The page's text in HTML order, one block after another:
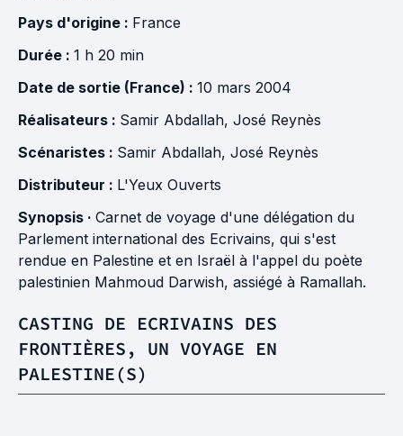
Pays d'origine : France
Durée : 1 h 20 min
Date de sortie (France) : 10 mars 2004
Réalisateurs : Samir Abdallah, José Reynès
Scénaristes : Samir Abdallah, José Reynès
Distributeur : L'Yeux Ouverts
Synopsis · Carnet de voyage d'une délégation du
Parlement international des Ecrivains, qui s'est
rendue en Palestine et en Israël à l'appel du poète
palestinien Mahmoud Darwish, assiégé à Ramallah.
CASTING DE ECRIVAINS DES
FRONTIÈRES, UN VOYAGE EN
PALESTINE(S)